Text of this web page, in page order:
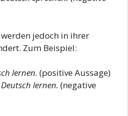
jedoch in ihrer
Zum Beispiel:
lernen. (positive Aussage)
lernen. (negative